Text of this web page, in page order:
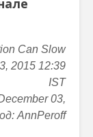
Can Slow
2015 12:39
IST
03,
AnnPeroff